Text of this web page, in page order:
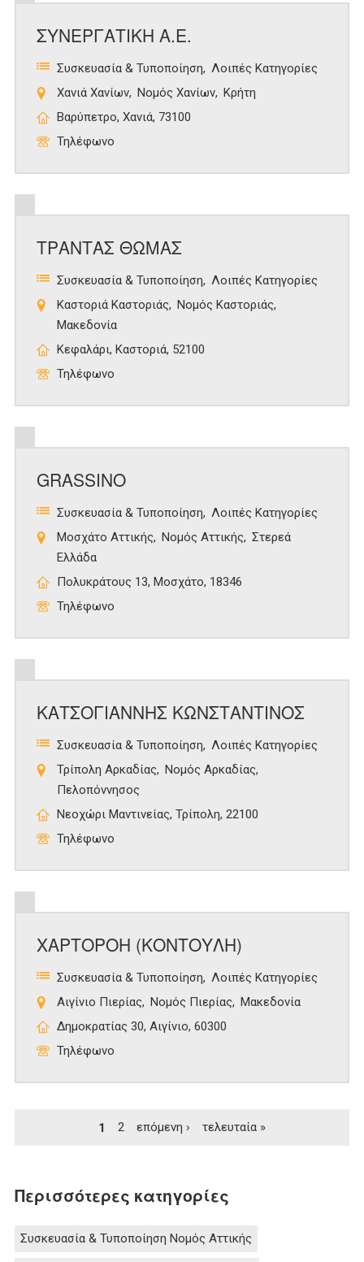
ΣΥΝΕΡΓΑΤΙΚΗ Α.Ε.
Συσκευασία & Τυποποίηση
Λοιπές Κατηγορίες
Χανιά Χανίων
Νομός Χανίων
Κρήτη
Βαρύπετρο, Χανιά, 73100
Τηλέφωνο
ΤΡΑΝΤΑΣ ΘΩΜΑΣ
Συσκευασία & Τυποποίηση
Λοιπές Κατηγορίες
Καστοριά Καστοριάς
Νομός Καστοριάς
Μακεδονία
Κεφαλάρι, Καστοριά, 52100
Τηλέφωνο
GRASSINO
Συσκευασία & Τυποποίηση
Λοιπές Κατηγορίες
Μοσχάτο Αττικής
Νομός Αττικής
Στερεά
Ελλάδα
Πολυκράτους 13, Μοσχάτο, 18346
Τηλέφωνο
ΚΑΤΣΟΓΙΑΝΝΗΣ ΚΩΝΣΤΑΝΤΙΝΟΣ
Συσκευασία & Τυποποίηση
Λοιπές Κατηγορίες
Τρίπολη Αρκαδίας
Νομός Αρκαδίας
Πελοπόννησος
Νεοχώρι Μαντινείας, Τρίπολη, 22100
Τηλέφωνο
ΧΑΡΤΟΡΟΗ (ΚΟΝΤΟΥΛΗ)
Συσκευασία & Τυποποίηση
Λοιπές Κατηγορίες
Αιγίνιο Πιερίας
Νομός Πιερίας
Μακεδονία
Δημοκρατίας 30, Αιγίνιο, 60300
Τηλέφωνο
1 2 επόμενη › τελευταία »
Περισσότερες κατηγορίες
Συσκευασία & Τυποποίηση Νομός Αττικής